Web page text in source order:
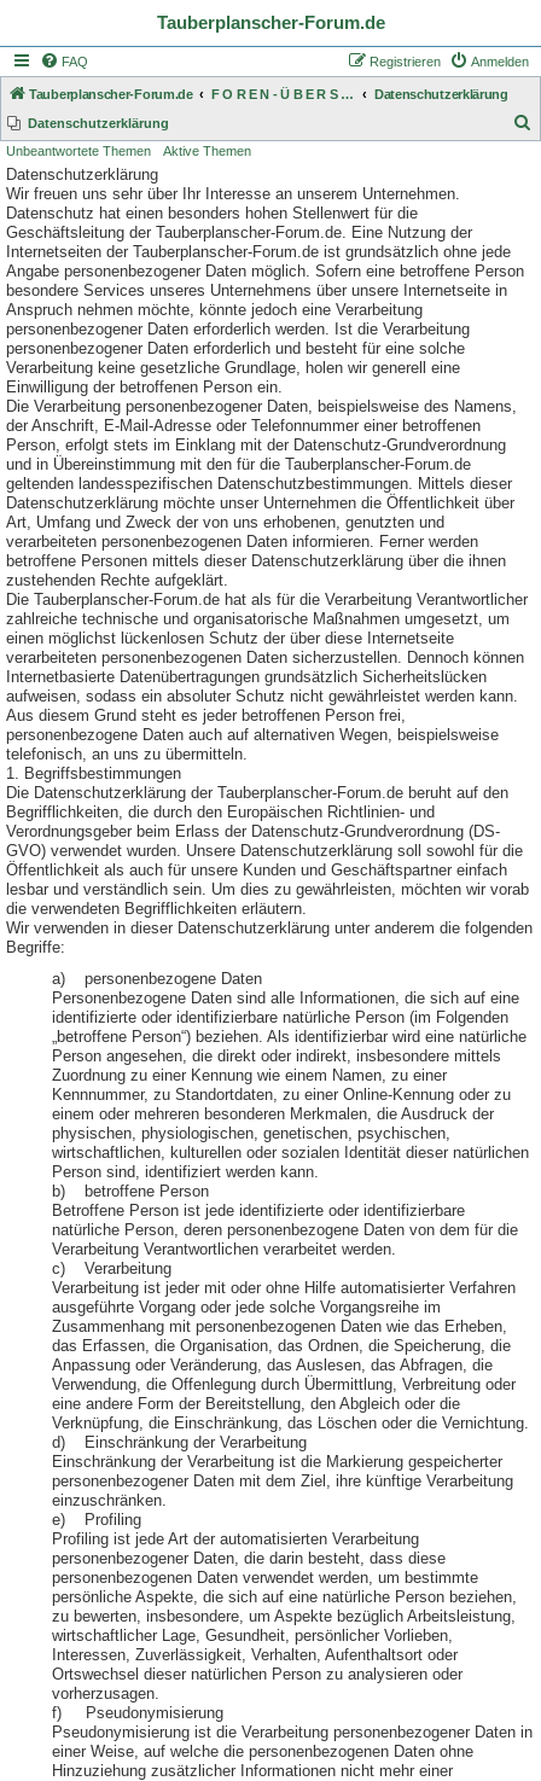
Tauberplanscher-Forum.de
FAQ Anmelden
Registrieren
Tauberplanscher-Forum.de F O R E N - Ü B E R S I C H T
Datenschutzerklärung
Datenschutzerklärung
Unbeantwortete Themen Aktive Themen
Datenschutzerklärung
Wir freuen uns sehr über Ihr Interesse an unserem Unternehmen.
Datenschutz hat einen besonders hohen Stellenwert für die
Geschäftsleitung der Tauberplanscher-Forum.de. Eine Nutzung der
Internetseiten der Tauberplanscher-Forum.de ist grundsätzlich ohne jede
Angabe personenbezogener Daten möglich. Sofern eine betroffene Person
besondere Services unseres Unternehmens über unsere Internetseite in
Anspruch nehmen möchte, könnte jedoch eine Verarbeitung
personenbezogener Daten erforderlich werden. Ist die Verarbeitung
personenbezogener Daten erforderlich und besteht für eine solche
Verarbeitung keine gesetzliche Grundlage, holen wir generell eine
Einwilligung der betroffenen Person ein.
Die Verarbeitung personenbezogener Daten, beispielsweise des Namens,
der Anschrift, E-Mail-Adresse oder Telefonnummer einer betroffenen
Person, erfolgt stets im Einklang mit der Datenschutz-Grundverordnung
und in Übereinstimmung mit den für die Tauberplanscher-Forum.de
geltenden landesspezifischen Datenschutzbestimmungen. Mittels dieser
Datenschutzerklärung möchte unser Unternehmen die Öffentlichkeit über
Art, Umfang und Zweck der von uns erhobenen, genutzten und
verarbeiteten personenbezogenen Daten informieren. Ferner werden
betroffene Personen mittels dieser Datenschutzerklärung über die ihnen
zustehenden Rechte aufgeklärt.
Die Tauberplanscher-Forum.de hat als für die Verarbeitung Verantwortlicher
zahlreiche technische und organisatorische Maßnahmen umgesetzt, um
einen möglichst lückenlosen Schutz der über diese Internetseite
verarbeiteten personenbezogenen Daten sicherzustellen. Dennoch können
Internetbasierte Datenübertragungen grundsätzlich Sicherheitslücken
aufweisen, sodass ein absoluter Schutz nicht gewährleistet werden kann.
Aus diesem Grund steht es jeder betroffenen Person frei,
personenbezogene Daten auch auf alternativen Wegen, beispielsweise
telefonisch, an uns zu übermitteln.
1. Begriffsbestimmungen
Die Datenschutzerklärung der Tauberplanscher-Forum.de beruht auf den
Begrifflichkeiten, die durch den Europäischen Richtlinien- und
Verordnungsgeber beim Erlass der Datenschutz-Grundverordnung (DS-
GVO) verwendet wurden. Unsere Datenschutzerklärung soll sowohl für die
Öffentlichkeit als auch für unsere Kunden und Geschäftspartner einfach
lesbar und verständlich sein. Um dies zu gewährleisten, möchten wir vorab
die verwendeten Begrifflichkeiten erläutern.
Wir verwenden in dieser Datenschutzerklärung unter anderem die folgenden
Begriffe:
a) personenbezogene Daten
Personenbezogene Daten sind alle Informationen, die sich auf eine
identifizierte oder identifizierbare natürliche Person (im Folgenden
„betroffene Person“) beziehen. Als identifizierbar wird eine natürliche
Person angesehen, die direkt oder indirekt, insbesondere mittels
Zuordnung zu einer Kennung wie einem Namen, zu einer
Kennnummer, zu Standortdaten, zu einer Online-Kennung oder zu
einem oder mehreren besonderen Merkmalen, die Ausdruck der
physischen, physiologischen, genetischen, psychischen,
wirtschaftlichen, kulturellen oder sozialen Identität dieser natürlichen
Person sind, identifiziert werden kann.
b) betroffene Person
Betroffene Person ist jede identifizierte oder identifizierbare
natürliche Person, deren personenbezogene Daten von dem für die
Verarbeitung Verantwortlichen verarbeitet werden.
c) Verarbeitung
Verarbeitung ist jeder mit oder ohne Hilfe automatisierter Verfahren
ausgeführte Vorgang oder jede solche Vorgangsreihe im
Zusammenhang mit personenbezogenen Daten wie das Erheben,
das Erfassen, die Organisation, das Ordnen, die Speicherung, die
Anpassung oder Veränderung, das Auslesen, das Abfragen, die
Verwendung, die Offenlegung durch Übermittlung, Verbreitung oder
eine andere Form der Bereitstellung, den Abgleich oder die
Verknüpfung, die Einschränkung, das Löschen oder die Vernichtung.
d) Einschränkung der Verarbeitung
Einschränkung der Verarbeitung ist die Markierung gespeicherter
personenbezogener Daten mit dem Ziel, ihre künftige Verarbeitung
einzuschränken.
e) Profiling
Profiling ist jede Art der automatisierten Verarbeitung
personenbezogener Daten, die darin besteht, dass diese
personenbezogenen Daten verwendet werden, um bestimmte
persönliche Aspekte, die sich auf eine natürliche Person beziehen,
zu bewerten, insbesondere, um Aspekte bezüglich Arbeitsleistung,
wirtschaftlicher Lage, Gesundheit, persönlicher Vorlieben,
Interessen, Zuverlässigkeit, Verhalten, Aufenthaltsort oder
Ortswechsel dieser natürlichen Person zu analysieren oder
vorherzusagen.
f) Pseudonymisierung
Pseudonymisierung ist die Verarbeitung personenbezogener Daten in
einer Weise, auf welche die personenbezogenen Daten ohne
Hinzuziehung zusätzlicher Informationen nicht mehr einer